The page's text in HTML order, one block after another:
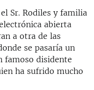
Sr. Rodiles y familia
abierta
a otra de las
se pasaría un
famoso disidente
ha sufrido mucho